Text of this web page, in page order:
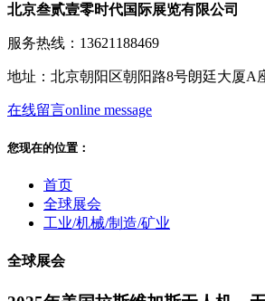
北京叁贰壹零时代国际展览有限公司
服务热线：13621188469
地址：北京朝阳区朝阳路8号朗廷大厦A
在线留言online message
您现在的位置：
首页
全球展会
工业/机械/制造/矿业
全球展会